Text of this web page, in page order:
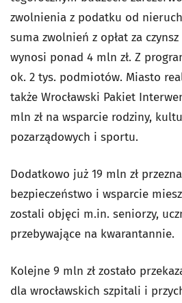
zwolnienia z podatku od
suma zwolnień z opłat za
wynosi ponad 4 mln zł. Z
ok. 2 tys. podmiotów. Miasto
także Wrocławski Pakiet
mln zł na wsparcie rodziny,
pozarządowych i sportu.
Dodatkowo już 19 mln zł
bezpieczeństwo i wsparcie
zostali objęci m.in. seniorzy,
przebywające na kwarantannie.
Kolejne 9 mln zł zostało
dla wrocławskich szpitali i